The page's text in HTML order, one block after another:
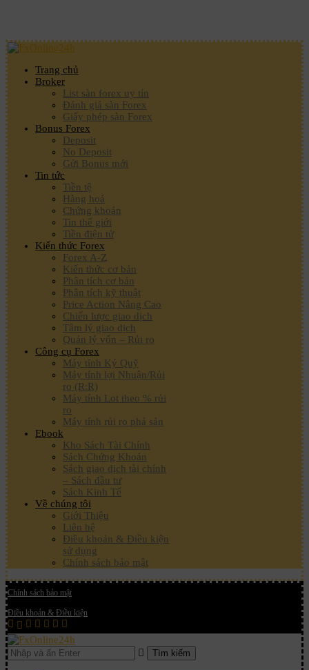
Trang chủ
Broker
List sàn forex uy tín
Đánh giá sàn Forex
Giấy phép sàn Forex
Bonus Forex
Deposit
No Deposit
Gửi Bonus mới
Tin tức
Tiền tệ
Hàng hoá
Chứng khoán
Tin thế giới
Tiền điện tử
Kiến thức Forex
Forex A-Z
Kiến thức cơ bản
Phân tích cơ bản
Phân tích kỹ thuật
Price Action Nâng Cao
Chiến lược giao dịch
Tâm lý giao dịch
Quản lý vốn – Rủi ro
Công cụ Forex
Máy tính Ký Quỹ
Máy tính lợi Nhuận/Rủi
ro (R:R)
Máy tính Lot theo % rủi
ro
Máy tính rủi ro phá sản
Ebook
Kho Sách Tài Chính
Sách Chứng Khoán
Sách giao dịch tài chính
– Sách đầu tư
Sách Kinh Tế
Về chúng tôi
Giới Thiệu
Liên hệ
Điều khoản & Điều kiện
sử dụng
Chính sách bảo mật
Chính sách bảo mật
Điều khoản & Điều kiện
Tìm kiếm